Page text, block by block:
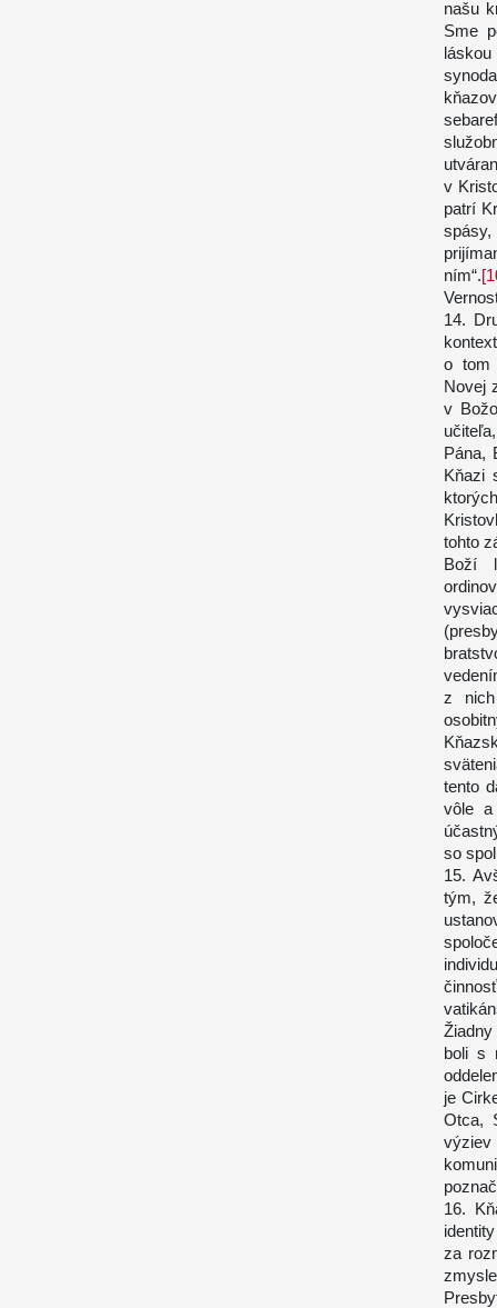
našu
Sme
v
patrí
spásy,
ním“.
14.
o tom
Novej
v
Pána,
Kňazi
tohto
Boží
z nich
tento
vôle
so
15.
tým,
boli s
je
Otca,
výziev
16.
za